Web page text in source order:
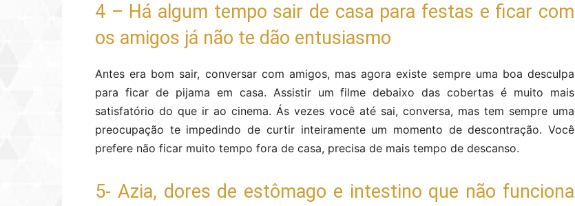
4 – Há algum tempo sair de casa para festas e ficar com
os amigos já não te dão entusiasmo
Antes era bom sair, conversar com amigos, mas agora existe sempre uma boa desculpa
para ficar de pijama em casa. Assistir um filme debaixo das cobertas é muito mais
satisfatório do que ir ao cinema. Ás vezes você até sai, conversa, mas tem sempre uma
preocupação te impedindo de curtir inteiramente um momento de descontração. Você
prefere não ficar muito tempo fora de casa, precisa de mais tempo de descanso.
5- Azia, dores de estômago e intestino que não funciona